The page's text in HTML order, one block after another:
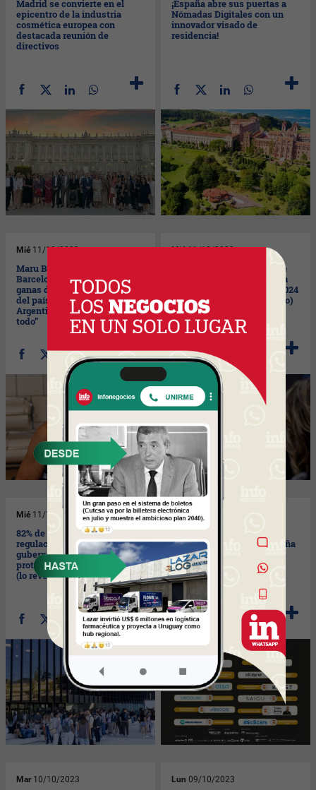
Madrid se convierte en el
epicentro de la industria
cosmética europea con
destacada reunión de
directivos
¡España abre sus puertas a
Nómadas Digitales con un
innovador visado de
residencia!
Mié 11/10/2023
Maru Botana desembarca en
Barcelona: "Tenía muchas
ganas de que la marca saliera
del país, sentía que en
Argentina lo había hecho
todo”
Mié11/10/2023
La mitad de empresas cree
que la situación económica
en España empeorará en 2024
(según Cámara de Comercio)
Mié 11/10/2023
82% de los españoles piden
regulaciones
gubernamentales para
proteger el empleo ante la IA
(lo revela un estudio)
Mar10/10/2023
Clicars se corona como el
Mejor eCommerce de España
en 2023 (en su tercera
nominación)
Mar 10/10/2023 Lun 09/10/2023